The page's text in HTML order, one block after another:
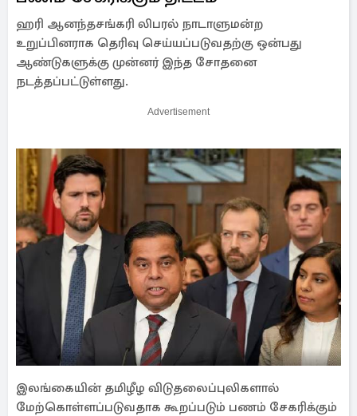
ஹரி ஆனந்தசங்கரி லிபரல் நாடாளுமன்ற
உறுப்பினராக தெரிவு செய்யப்படுவதற்கு ஒன்பது
ஆண்டுகளுக்கு முன்னர் இந்த சோதனை
நடத்தப்பட்டுள்ளது.
Advertisement
இலங்கையின் தமிழீழ விடுதலைப்புலிகளால்
மேற்கொள்ளப்படுவதாக கூறப்படும் பணம் சேகரிக்கும்